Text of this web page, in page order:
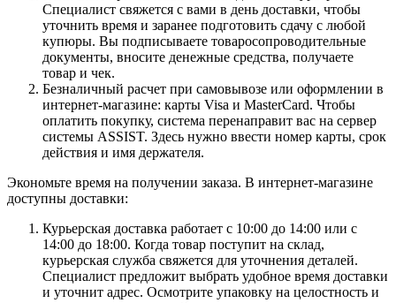
Специалист свяжется с вами в день доставки, чтобы
уточнить время и заранее подготовить сдачу с любой
купюры. Вы подписываете товаросопроводительные
документы, вносите денежные средства, получаете
товар и чек.
Безналичный расчет при самовывозе или оформлении в
интернет-магазине: карты Visa и MasterCard. Чтобы
оплатить покупку, система перенаправит вас на сервер
системы ASSIST. Здесь нужно ввести номер карты, срок
действия и имя держателя.
Экономьте время на получении заказа. В интернет-магазине
доступны доставки:
Курьерская доставка работает с 10:00 до 14:00 или с
14:00 до 18:00. Когда товар поступит на склад,
курьерская служба свяжется для уточнения деталей.
Специалист предложит выбрать удобное время доставки
и уточнит адрес. Осмотрите упаковку на целостность и